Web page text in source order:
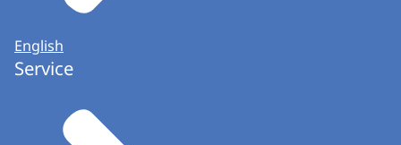
English
Service